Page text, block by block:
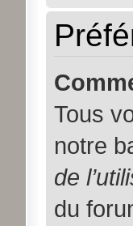
Tous
notre
de
du